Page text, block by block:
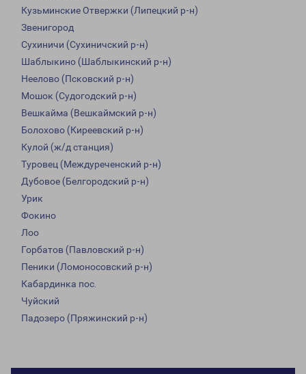
Кузьминские Отвержки (Липецкий р-н)
Звенигород
Сухиничи (Сухиничский р-н)
Шаблыкино (Шаблыкинский р-н)
Неелово (Псковский р-н)
Мошок (Судогодский р-н)
Вешкайма (Вешкаймский р-н)
Болохово (Киреевский р-н)
Кулой (ж/д станция)
Туровец (Междуреченский р-н)
Дубовое (Белгородский р-н)
Урик
Фокино
Лоо
Горбатов (Павловский р-н)
Пеники (Ломоносовский р-н)
Кабардинка пос.
Чуйский
Падозеро (Пряжинский р-н)